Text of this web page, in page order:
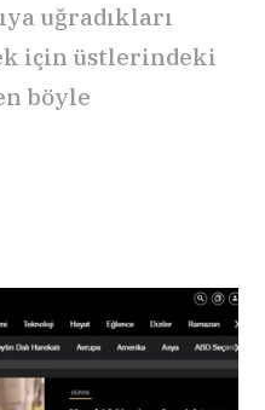
uğradıkları
için üstlerindeki
böyle